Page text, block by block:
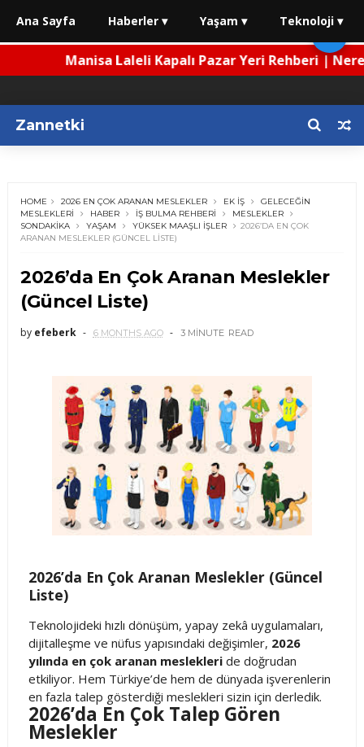
Sarımsaklı Plajı Rehberi 2026 | Nerede, Nasıl
Zannetki
HOME 2026 EN ÇOK ARANAN MESLEKLER EK IŞ
GELECEĞIN
MESLEKLERI
HABER IŞ BULMA REHBERI
MESLEKLER
SONDAKIKA
YAŞAM YÜKSEK MAAŞLI IŞLER
2026’DA EN ÇOK
ARANAN MESLEKLER (GÜNCEL LISTE)
2026’da En Çok Aranan Meslekler
(Güncel Liste)
by efeberk 6 MONTHS AGO 3 MINUTE READ
2026’da En Çok Aranan Meslekler (Güncel
Liste)
Teknolojideki hızlı dönüşüm, yapay zekâ uygulamaları,
dijitalleşme ve nüfus yapısındaki değişimler, 2026
yılında en çok aranan meslekleride doğrudan
etkiliyor. Hem Türkiye’de hem de dünyada işverenlerin
en fazla talep gösterdiği meslekleri sizin için derledik.
2026’da En Çok Talep Gören
Meslekler
Ana Sayfa Haberler ▾ Yaşam ▾ Teknoloji ▾